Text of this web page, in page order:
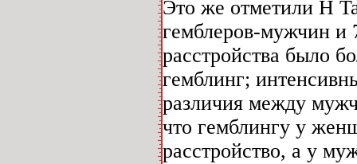
Это же отметили H
гемблеров-мужчин
расстройства было
гемблинг;
различия между
что гемблингу у
расстройство, а у